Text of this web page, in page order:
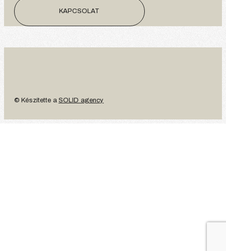
KAPCSOLAT
© Készítette a SOLID agency